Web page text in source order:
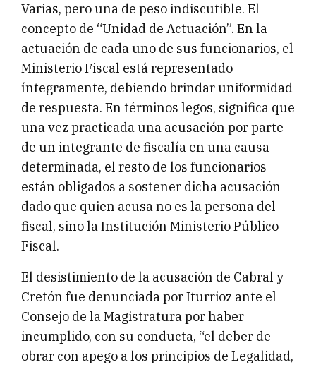
Varias, pero una de peso indiscutible. El
concepto de “Unidad de Actuación”. En la
actuación de cada uno de sus funcionarios, el
Ministerio Fiscal está representado
íntegramente, debiendo brindar uniformidad
de respuesta. En términos legos, significa que
una vez practicada una acusación por parte
de un integrante de fiscalía en una causa
determinada, el resto de los funcionarios
están obligados a sostener dicha acusación
dado que quien acusa no es la persona del
fiscal, sino la Institución Ministerio Público
Fiscal.
El desistimiento de la acusación de Cabral y
Cretón fue denunciada por Iturrioz ante el
Consejo de la Magistratura por haber
incumplido, con su conducta, “el deber de
obrar con apego a los principios de Legalidad,